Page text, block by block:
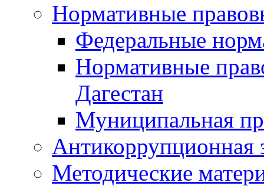
Нормативные
Федеральные
Нормативные
Дагестан
Муниципальная
Антикоррупционная
Методические